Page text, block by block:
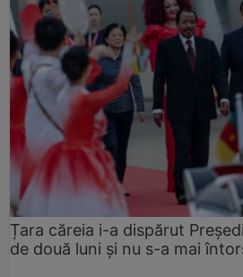
Țara căreia i-a dispărut
de două luni și nu s-a mai